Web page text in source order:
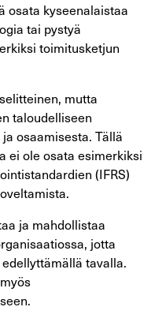
osata kyseenalaistaa
tai pystyä
toimitusketjun
mutta
taloudelliseen
osaamisesta. Tällä
ei ole osata esimerkiksi
(IFRS)
ja mahdollistaa
jotta
tavalla.